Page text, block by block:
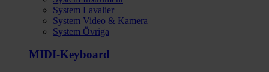
System Lavalier
System Video & Kamera
System Övriga
MIDI-Keyboard